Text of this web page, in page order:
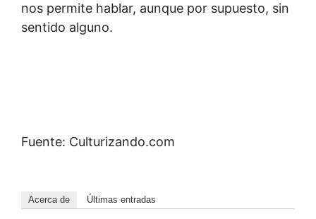
nos permite hablar, aunque por supuesto, sin
sentido alguno.
Fuente: Culturizando.com
Acerca de Últimas entradas